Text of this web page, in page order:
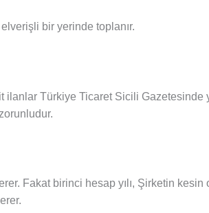
bir yerinde toplanır.
Türkiye Ticaret Sicili Gazetesinde
Fakat birinci hesap yılı, Şirketin kesin